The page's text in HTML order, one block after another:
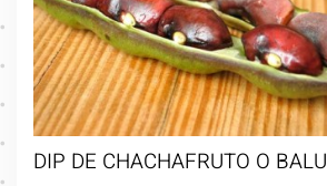
DIP DE CHACHAFRUTO O BALU